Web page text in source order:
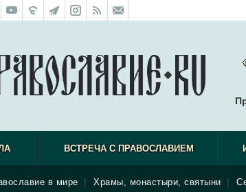
ВСТРЕЧА С ПРАВОСЛАВИЕМ
в мире Храмы, монастыри, святыни